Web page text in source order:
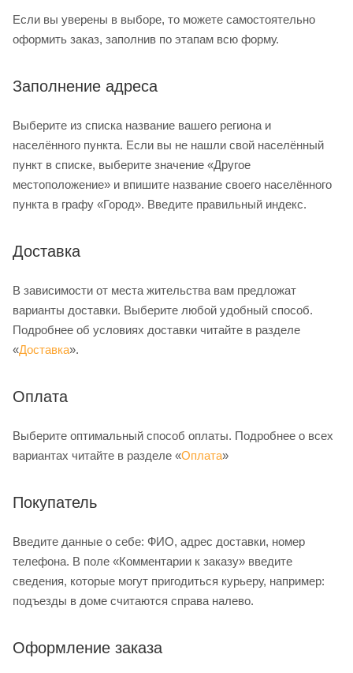
Если вы уверены в выборе, то можете самостоятельно
оформить заказ, заполнив по этапам всю форму.
Заполнение адреса
Выберите из списка название вашего региона и
населённого пункта. Если вы не нашли свой населённый
пункт в списке, выберите значение «Другое
местоположение» и впишите название своего населённого
пункта в графу «Город». Введите правильный индекс.
Доставка
В зависимости от места жительства вам предложат
варианты доставки. Выберите любой удобный способ.
Подробнее об условиях доставки читайте в разделе
«Доставка».
Оплата
Выберите оптимальный способ оплаты. Подробнее о всех
вариантах читайте в разделе «Оплата»
Покупатель
Введите данные о себе: ФИО, адрес доставки, номер
телефона. В поле «Комментарии к заказу» введите
сведения, которые могут пригодиться курьеру, например:
подъезды в доме считаются справа налево.
Оформление заказа